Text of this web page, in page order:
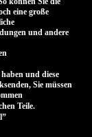
eine große
und andere
und diese
Sie müssen
Teile.